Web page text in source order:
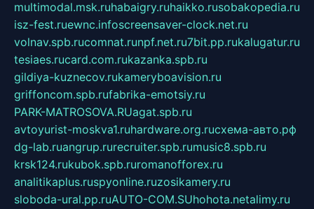
multimodal.msk.ruhabaigry.ruhaikko.rusobakopedia.ru
isz-fest.ruewnc.infoscreensaver-clock.net.ru
volnav.spb.rucomnat.runpf.net.ru7bit.pp.rukalugatur.ru
tesiaes.rucard.com.rukazanka.spb.ru
gildiya-kuznecov.rukameryboavision.ru
griffoncom.spb.rufabrika-emotsiy.ru
PARK-MATROSOVA.RUagat.spb.ru
avtoyurist-moskva1.ruhardware.org.ruсхема-авто.рф
dg-lab.ruangrup.rurecruiter.spb.rumusic8.spb.ru
krsk124.rukubok.spb.ruromanofforex.ru
analitikaplus.ruspyonline.ruzosikamery.ru
sloboda-ural.pp.ruAUTO-COM.SUhohota.netalimy.ru